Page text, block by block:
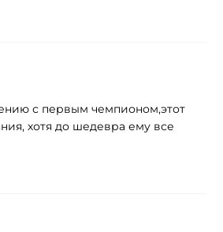
с первым чемпионом,этот
хотя до шедевра ему все